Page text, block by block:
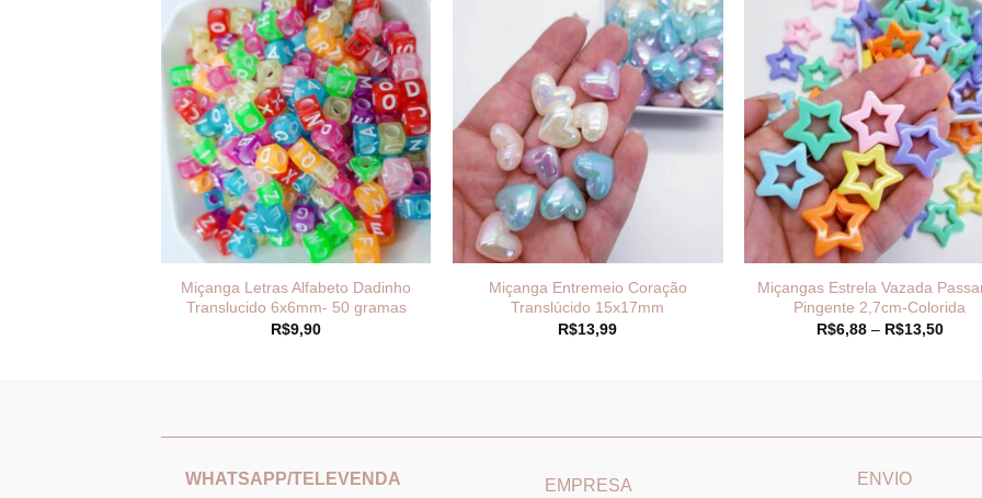
Miçanga Letras Alfabeto Dadinho
Translucido 6x6mm- 50 gramas
R$9,90
Miçanga Entremeio Coração
Translúcido 15x17mm
R$13,99
Miçangas Estrela Vazada
Pingente 2,7cm-Colorida
R$6,88 – R$13,50Faixa
WHATSAPP/TELEVENDA
EMPRESA ENVIO